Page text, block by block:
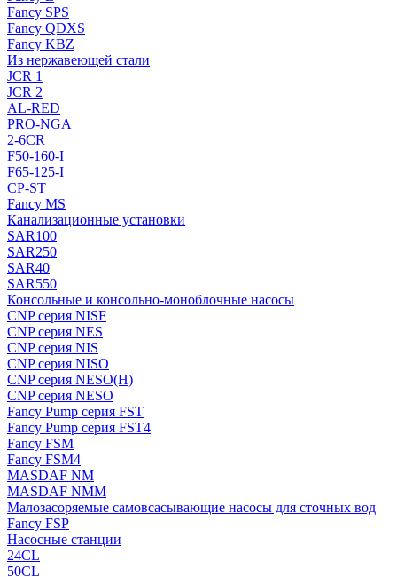
Fancy SPS
Fancy QDXS
Fancy KBZ
Из нержавеющей стали
JCR 1
JCR 2
AL-RED
PRO-NGA
2-6CR
F50-160-I
F65-125-I
CP-ST
Fancy MS
Канализационные установки
SAR100
SAR250
SAR40
SAR550
Консольные и консольно-моноблочные насосы
CNP серия NISF
CNP серия NES
CNP серия NIS
CNP серия NISO
CNP серия NESO(H)
CNP серия NESO
Fancy Pump серия FST
Fancy Pump серия FST4
Fancy FSM
Fancy FSM4
MASDAF NM
MASDAF NMM
Малозасоряемые самовсасывающие насосы для сточных вод
Fancy FSP
Насосные станции
24CL
50CL